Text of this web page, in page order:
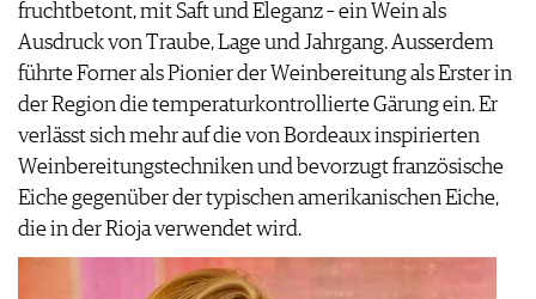
fruchtbetont, mit Saft und Eleganz – ein Wein als
Ausdruck von Traube, Lage und Jahrgang. Ausserdem
führte Forner als Pionier der Weinbereitung als Erster in
der Region die temperaturkontrollierte Gärung ein. Er
verlässt sich mehr auf die von Bordeaux inspirierten
Weinbereitungstechniken und bevorzugt französische
Eiche gegenüber der typischen amerikanischen Eiche,
die in der Rioja verwendet wird.